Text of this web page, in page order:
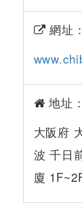
網址：
地址：
大阪府
波 千日
廈